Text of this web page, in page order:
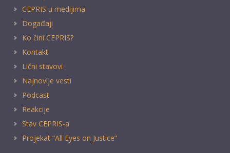
CEPRIS u medijima
Događaji
Ko čini CEPRIS?
Kontakt
Lični stavovi
Najnovije vesti
Podcast
Reakcije
Stav CEPRIS-a
Projekat “All Eyes on Justice”